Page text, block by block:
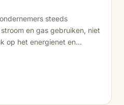
steeds
en gas gebruiken, niet
op het energienet en